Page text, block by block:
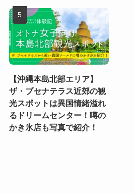
【沖縄本島北部エリア】
ザ・ブセナテラス近郊の観
光スポットは異国情緒溢れ
るドリームセンター！噂の
かき氷店も写真で紹介！